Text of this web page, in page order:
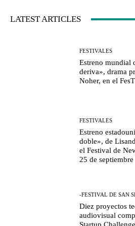
LATEST ARTICLES
FESTIVALES
Estreno mundial
deriva», drama
Noher, en el
FESTIVALES
Estreno
doble», de
el Festival de
25 de septiembre
-FESTIVAL DE SAN
Diez proyectos
audiovisual